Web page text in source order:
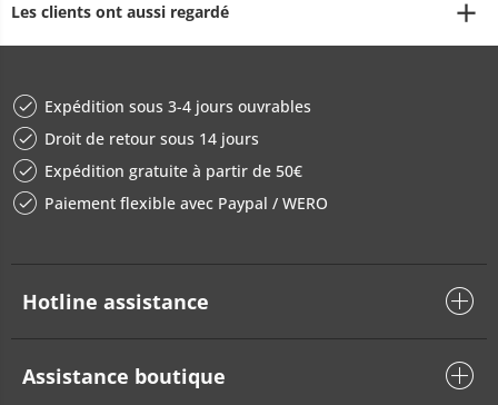
Les clients ont aussi regardé
Expédition sous 3-4 jours ouvrables
Droit de retour sous 14 jours
Expédition gratuite à partir de 50€
Paiement flexible avec Paypal / WERO
Hotline assistance
Assistance boutique